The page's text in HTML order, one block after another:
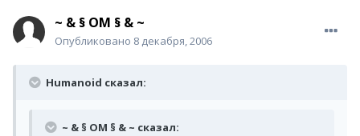
~ & § OM § & ~
Опубликовано 8 декабря, 2006
Humanoid сказал:
~ & § OM § & ~ сказал: